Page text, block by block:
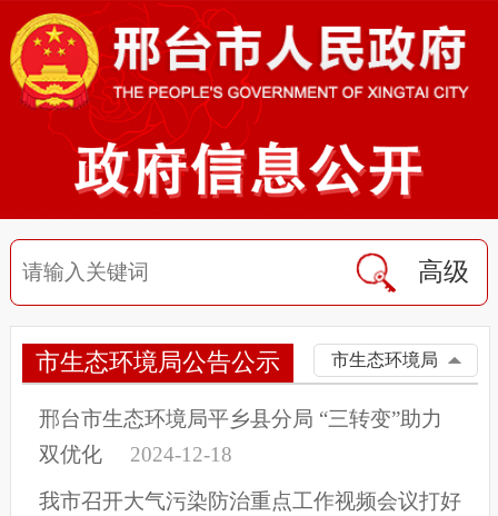
高级
市生态环境局公告公示 市生态环境局
邢台市生态环境局平乡县分局 “三转变”助力
双优化
2024-12-18
我市召开大气污染防治重点工作视频会议打好